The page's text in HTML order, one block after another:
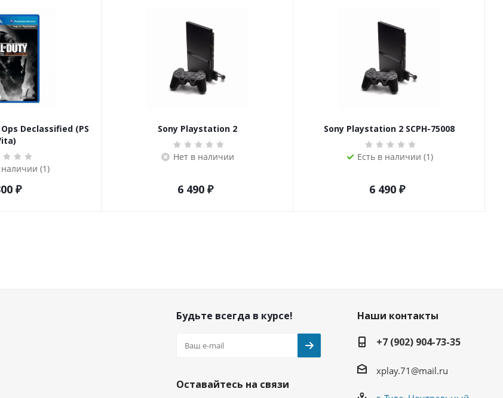
Declassified (PS
наличии (1)
₽
Sony Playstation 2
Нет в наличии
6 490 ₽
Sony Playstation 2 SCPH-75008
Есть в наличии (1)
6 490 ₽
Будьте всегда в курсе!
Оставайтесь на связи
Наши контакты
+7 (902) 904-73-35
xplay.71@mail.ru